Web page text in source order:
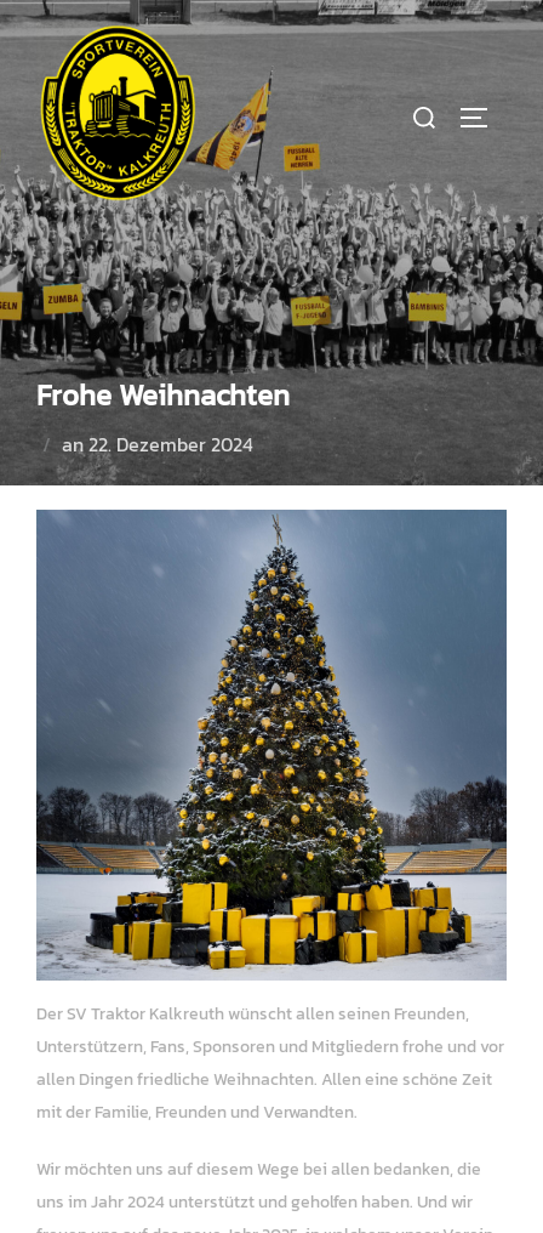
Zum
Inhalt
springen
Suchen
nach:
Frohe Weihnachten
anVeröffentlicht
am
22. Dezember 2024
Der SV Traktor Kalkreuth wünscht allen seinen Freunden,
Unterstützern, Fans, Sponsoren und Mitgliedern frohe und vor
allen Dingen friedliche Weihnachten. Allen eine schöne Zeit
mit der Familie, Freunden und Verwandten.
Wir möchten uns auf diesem Wege bei allen bedanken, die
uns im Jahr 2024 unterstützt und geholfen haben. Und wir